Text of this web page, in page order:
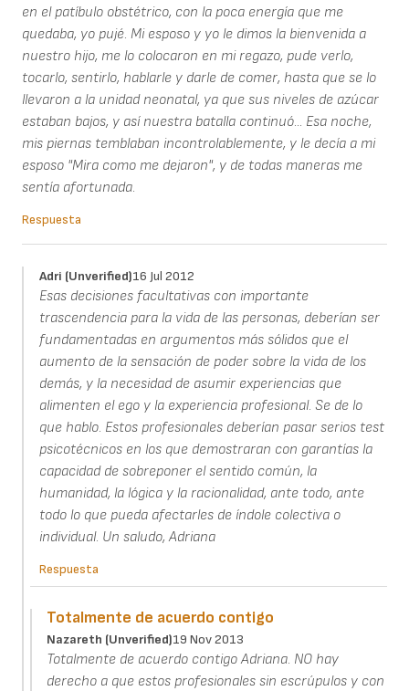
en el patíbulo obstétrico, con la poca energía que me
quedaba, yo pujé. Mi esposo y yo le dimos la bienvenida a
nuestro hijo, me lo colocaron en mi regazo, pude verlo,
tocarlo, sentirlo, hablarle y darle de comer, hasta que se lo
llevaron a la unidad neonatal, ya que sus niveles de azúcar
estaban bajos, y así nuestra batalla continuó... Esa noche,
mis piernas temblaban incontrolablemente, y le decía a mi
esposo "Mira como me dejaron", y de todas maneras me
sentía afortunada.
Respuesta
Adri (unverified)16 Jul 2012
Esas decisiones facultativas con importante
trascendencia para la vida de las personas, deberían ser
fundamentadas en argumentos más sólidos que el
aumento de la sensación de poder sobre la vida de los
demás, y la necesidad de asumir experiencias que
alimenten el ego y la experiencia profesional. Se de lo
que hablo. Estos profesionales deberían pasar serios test
psicotécnicos en los que demostraran con garantías la
capacidad de sobreponer el sentido común, la
humanidad, la lógica y la racionalidad, ante todo, ante
todo lo que pueda afectarles de índole colectiva o
individual. Un saludo, Adriana
Respuesta
Totalmente de acuerdo contigo
Nazareth (unverified)19 Nov 2013
Totalmente de acuerdo contigo Adriana. NO hay
derecho a que estos profesionales sin escrúpulos y con